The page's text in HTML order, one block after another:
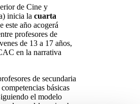
de Cine y
inicia la cuarta
este año acogerá
profesores de
de 13 a 17 años,
en la narrativa
de secundaria
básicas
el modelo